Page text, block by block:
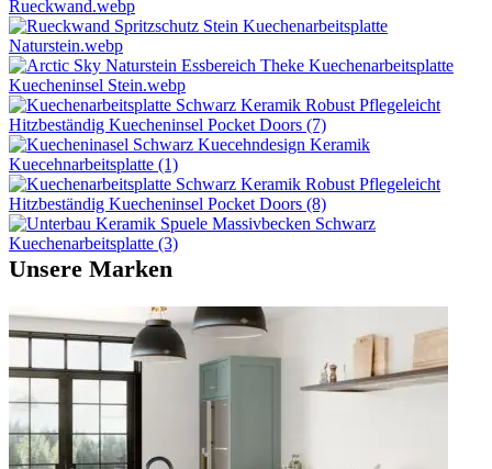
Unsere Marken